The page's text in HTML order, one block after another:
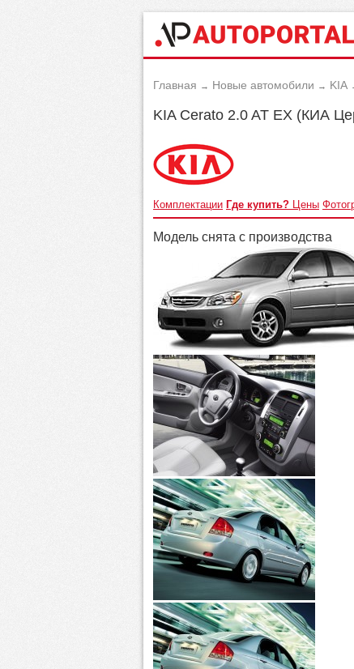
Главная → Новые автомобили → KIA
KIA Cerato 2.0 AT EX (КИА
Комплектации Где купить? Цены
Модель снята с производства